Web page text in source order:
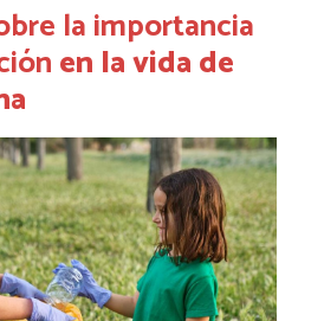
la importancia
en la vida de